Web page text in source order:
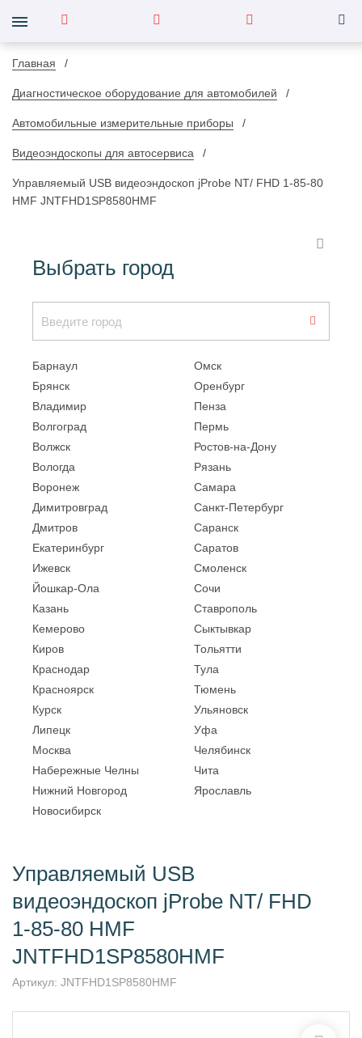
Главная
Диагностическое оборудование для автомобилей
Автомобильные измерительные приборы
Видеоэндоскопы для автосервиса
Управляемый USB видеоэндоскоп jProbe NT/ FHD 1-85-80
HMF JNTFHD1SP8580HMF
Выбрать город
Барнаул
Брянск
Владимир
Волгоград
Волжск
Вологда
Воронеж
Димитровград
Дмитров
Екатеринбург
Ижевск
Йошкар-Ола
Казань
Кемерово
Киров
Краснодар
Красноярск
Курск
Липецк
Москва
Набережные Челны
Нижний Новгород
Новосибирск
Омск
Оренбург
Пенза
Пермь
Ростов-на-Дону
Рязань
Самара
Санкт-Петербург
Саранск
Саратов
Смоленск
Сочи
Ставрополь
Сыктывкар
Тольятти
Тула
Тюмень
Ульяновск
Уфа
Челябинск
Чита
Ярославль
Управляемый USB
видеоэндоскоп jProbe NT/ FHD
1-85-80 HMF
JNTFHD1SP8580HMF
Артикул: JNTFHD1SP8580HMF